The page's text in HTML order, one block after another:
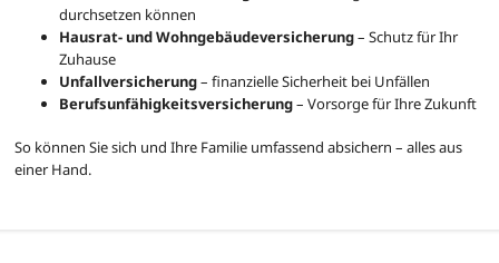
durchsetzen können
Hausrat- und Wohngebäudeversicherung– Schutz für Ihr
Zuhause
Unfallversicherung– finanzielle Sicherheit bei Unfällen
Berufsunfähigkeitsversicherung– Vorsorge für Ihre Zukunft
So können Sie sich und Ihre Familie umfassend absichern – alles aus
einer Hand.